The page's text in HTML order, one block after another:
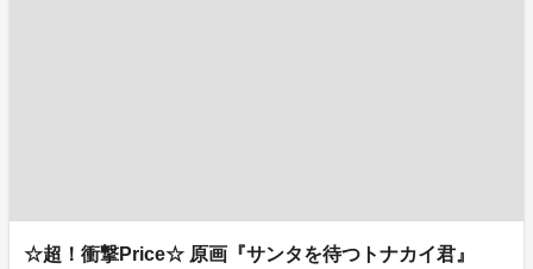
☆超！衝撃Price☆ 原画『サンタを待つトナカイ君』